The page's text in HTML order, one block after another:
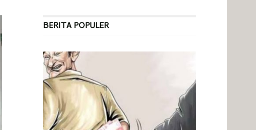
BERITA POPULER